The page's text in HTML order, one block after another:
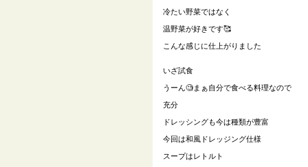
冷たい野菜ではなく
温野菜が好きです🥰
こんな感じに仕上がりました
いざ試食
うーん🧐まぁ自分で食べる料理なので
充分
ドレッシングも今は種類が豊富
今回は和風ドレッジング仕様
スープはレトルト